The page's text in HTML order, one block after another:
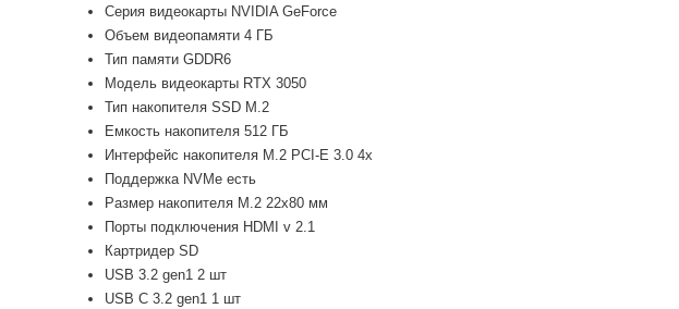
Серия видеокарты NVIDIA GeForce
Объем видеопамяти 4 ГБ
Тип памяти GDDR6
Модель видеокарты RTX 3050
Тип накопителя SSD M.2
Емкость накопителя 512 ГБ
Интерфейс накопителя M.2 PCI-E 3.0 4x
Поддержка NVMe есть
Размер накопителя M.2 22x80 мм
Порты подключения HDMI v 2.1
Картридер SD
USB 3.2 gen1 2 шт
USB C 3.2 gen1 1 шт